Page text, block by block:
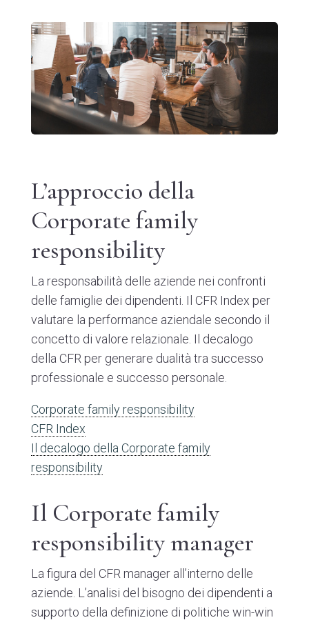
L’approccio della
Corporate family
responsibility
La responsabilità delle aziende nei confronti
delle famiglie dei dipendenti. Il CFR Index per
valutare la performance aziendale secondo il
concetto di valore relazionale. Il decalogo
della CFR per generare dualità tra successo
professionale e successo personale.
Corporate family responsibility
CFR Index
Il decalogo della Corporate family
responsibility
Il Corporate family
responsibility manager
La figura del CFR manager all’interno delle
aziende. L’analisi del bisogno dei dipendenti a
supporto della definizione di politiche win-win